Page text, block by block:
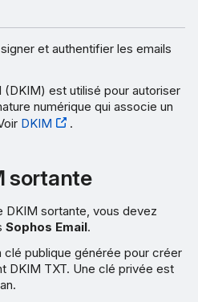
Português
et authentifier les emails
(DKIM) est utilisé pour autoriser
numérique qui associe un
DKIM .
sortante
DKIM sortante, vous devez
Sophos Email.
clé publique générée pour créer
DKIM TXT. Une clé privée est